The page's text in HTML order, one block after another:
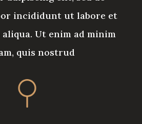
incididunt ut labore et
aliqua. Ut enim ad minim
quis nostrud